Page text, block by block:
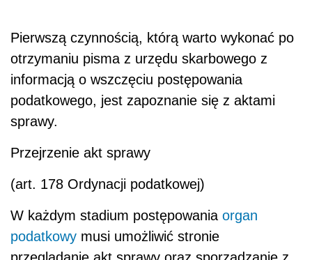
Pierwszą czynnością, którą warto wykonać po
otrzymaniu pisma z urzędu skarbowego z
informacją o wszczęciu postępowania
podatkowego, jest zapoznanie się z aktami
sprawy.
Przejrzenie akt sprawy
(art. 178 Ordynacji podatkowej)
W każdym stadium postępowania organ
podatkowy musi umożliwić stronie